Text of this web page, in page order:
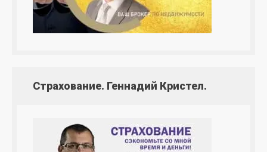
Страхование. Геннадий Кристел.